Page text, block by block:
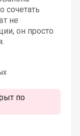
сочетать
не
он просто
по